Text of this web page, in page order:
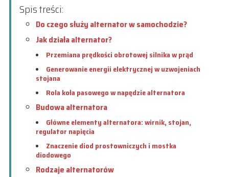
Spis treści:
Do czego służy alternator w samochodzie?
Jak działa alternator?
Przemiana prędkości obrotowej silnika w prąd
Generowanie energii elektrycznej w uzwojeniach
stojana
Rola koła pasowego w napędzie alternatora
Budowa alternatora
Główne elementy alternatora: wirnik, stojan,
regulator napięcia
Znaczenie diod prostowniczych i mostka
diodowego
Rodzaje alternatorów